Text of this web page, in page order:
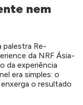
nem
palestra Re-
da NRF Ásia-
da experiência
era simples: o
o resultado